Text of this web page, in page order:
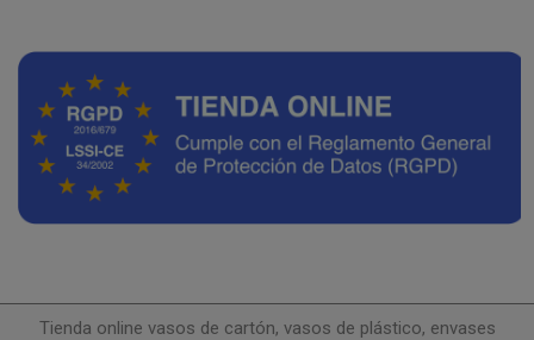
Tienda online vasos de cartón, vasos de plástico, envases